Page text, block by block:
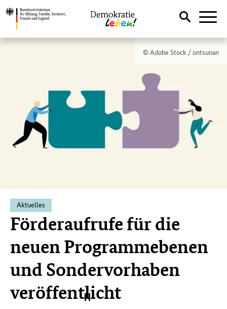
Direktlink:
Suche
Bundesprogramm
Top-
© Adobe Stock / ontsunan
Aktuelles
Förderaufrufe für die
neuen Programm­ebenen
und Sondervorhaben
veröffentlicht